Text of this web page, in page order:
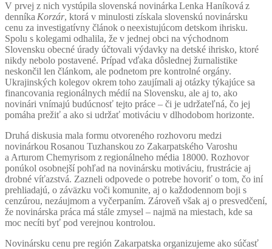
V prvej z nich vystúpila slovenská novinárka Lenka Haníková z
denníka Korzár, ktorá v minulosti získala slovenskú novinársku
cenu za investigatívny článok o neexistujúcom detskom ihrisku.
Spolu s kolegami odhalila, že v jednej obci na východnom
Slovensku obecné úrady účtovali výdavky na detské ihrisko, ktoré
nikdy nebolo postavené. Prípad vďaka dôslednej žurnalistike
neskončil len článkom, ale podnetom pre kontrolné orgány.
Ukrajinských kolegov okrem toho zaujímali aj otázky týkajúce sa
financovania regionálnych médií na Slovensku, ale aj to, ako
novinári vnímajú budúcnosť tejto práce – či je udržateľná, čo jej
pomáha prežiť a ako si udržať motiváciu v dlhodobom horizonte.
Druhá diskusia mala formu otvoreného rozhovoru medzi
novinárkou Rosanou Tuzhanskou zo Zakarpatského Varoshu
a Arturom Chemyrisom z regionálneho média 18000. Rozhovor
ponúkol osobnejší pohľad na novinársku motiváciu, frustrácie aj
drobné víťazstvá. Zazneli odpovede o potrebe hovoriť o tom, čo iní
prehliadajú, o záväzku voči komunite, aj o každodennom boji s
cenzúrou, nezáujmom a vyčerpaním. Zároveň však aj o presvedčení,
že novinárska práca má stále zmysel – najmä na miestach, kde sa
moc necíti byť pod verejnou kontrolou.
Novinársku cenu pre región Zakarpatska organizujeme ako súčasť